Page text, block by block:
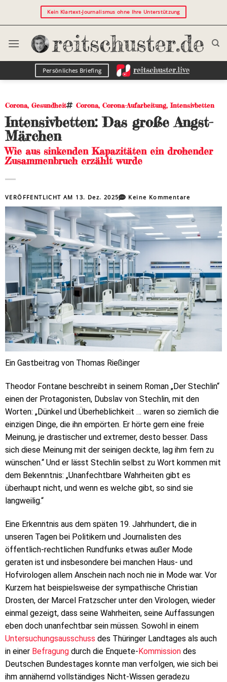
Kein Klartext-Journalismus ohne Ihre Unterstützung
Persönliches Briefing
Corona, Gesundheit Corona, Corona-Aufarbeitung,Intensivbetten
Intensivbetten: Das große Angst-
Märchen
Wie aus sinkenden Kapazitäten ein drohender
Zusammenbruch erzählt wurde
VERÖFFENTLICHT AM 13. Dez. 2025 Keine Kommentare
Ein Gastbeitrag von Thomas Rießinger
Theodor Fontane beschreibt in seinem Roman „Der Stechlin“
einen der Protagonisten, Dubslav von Stechlin, mit den
Worten: „Dünkel und Überheblichkeit … waren so ziemlich die
einzigen Dinge, die ihn empörten. Er hörte gern eine freie
Meinung, je drastischer und extremer, desto besser. Dass
sich diese Meinung mit der seinigen deckte, lag ihm fern zu
wünschen.“ Und er lässt Stechlin selbst zu Wort kommen mit
dem Bekenntnis: „Unanfechtbare Wahrheiten gibt es
überhaupt nicht, und wenn es welche gibt, so sind sie
langweilig.“
Eine Erkenntnis aus dem späten 19. Jahrhundert, die in
unseren Tagen bei Politikern und Journalisten des
öffentlich-rechtlichen Rundfunks etwas außer Mode
geraten ist und insbesondere bei manchen Haus- und
Hofvirologen allem Anschein nach noch nie in Mode war. Vor
Kurzem hat beispielsweise der sympathische Christian
Drosten, der Marcel Fratzscher unter den Virologen, wieder
einmal gezeigt, dass seine Wahrheiten, seine Auffassungen
eben doch unanfechtbar sein müssen. Sowohl in einem
Untersuchungsausschuss des Thüringer Landtages als auch
in einer Befragung durch die Enquete-Kommission des
Deutschen Bundestages konnte man verfolgen, wie sich bei
ihm annähernd vollständiges Nicht-Wissen geradezu